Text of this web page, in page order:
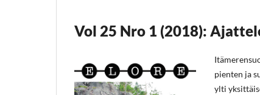
Vol 25 Nro 1 (2018):
pienten ja
ylti